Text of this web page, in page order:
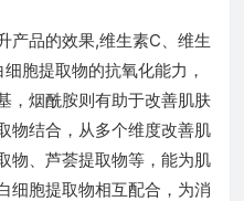
产品的效果,维生素C、维生
胞提取物的抗氧化能力，
，烟酰胺则有助于改善肌肤
物结合，从多个维度改善肌
物、芦荟提取物等，能为肌
细胞提取物相互配合，为消